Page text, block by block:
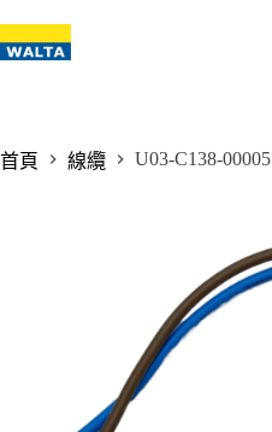
首頁 線纜 U03-C138-00005